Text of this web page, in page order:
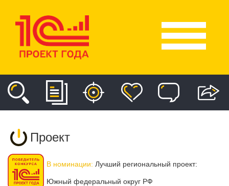
Проект
В номинации: Лучший региональный проект:
Южный федеральный округ РФ